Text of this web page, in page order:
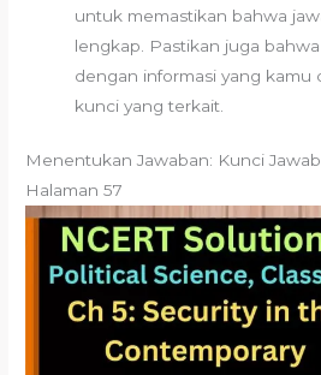
untuk memastikan bahwa
lengkap. Pastikan juga
dengan informasi yang kamu
kunci yang terkait.
Menentukan Jawaban: Kunci
Halaman 57